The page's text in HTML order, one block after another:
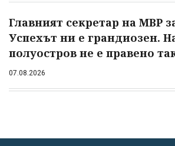
Главният секретар на МВР
Успехът ни е грандиозен.
полуостров не е правено
07.08.2026